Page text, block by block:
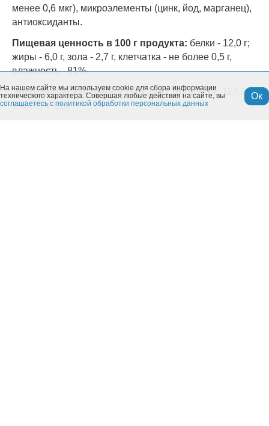
менее 0,6 мкг), микроэлементы (цинк, йод, марганец),
антиоксиданты.
Пищевая ценность в 100 г продукта: белки - 12,0 г;
жиры - 6,0 г, зола - 2,7 г, клетчатка - не более 0,5 г,
влажность - 81%.
Энергетическая ценность в 100 г продукта:113,2
ккал/474 кДж
На нашем сайте мы используем cookie для сбора информации
технического характера. Совершая любые действия на сайте, вы
соглашаетесь с политикой обработки персональных данных
Ок